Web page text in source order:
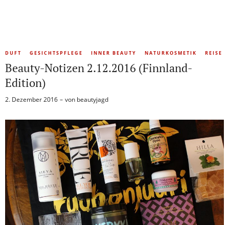
DUFT GESICHTSPFLEGE INNER BEAUTY NATURKOSMETIK REISE
Beauty-Notizen 2.12.2016 (Finnland-
Edition)
2. Dezember 2016 von beautyjagd